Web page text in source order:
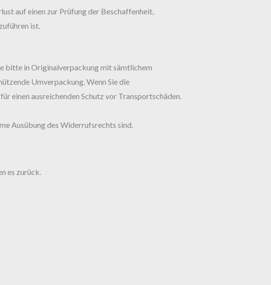
auf einen zur Prüfung der Beschaffenheit,
ist.
bitte in Originalverpackung mit sämtlichem
Umverpackung. Wenn Sie die
einen ausreichenden Schutz vor Transportschäden.
Ausübung des Widerrufsrechts sind.
es zurück.